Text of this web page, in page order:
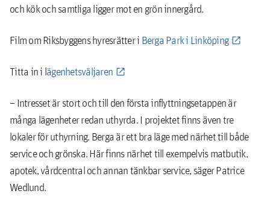
och kök och samtliga ligger mot en grön innergård.
Film om Riksbyggens hyresrätter i Berga Park i Linköping
Titta in i lägenhetsväljaren
– Intresset är stort och till den första inflyttningsetappen är
många lägenheter redan uthyrda. I projektet finns även tre
lokaler för uthyrning. Berga är ett bra läge med närhet till både
service och grönska. Här finns närhet till exempelvis matbutik,
apotek, vårdcentral och annan tänkbar service, säger Patrice
Wedlund.